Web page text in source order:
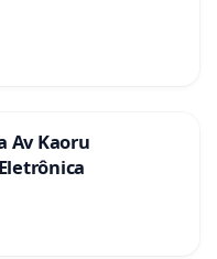
Av Kaoru